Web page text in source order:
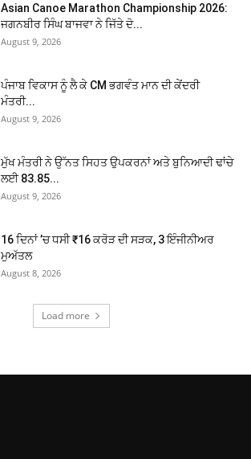
Asian Canoe Marathon Championship 2026:
ਜਗਨਬੀਰ ਸਿੰਘ ਬਾਜਵਾ ਨੇ ਜਿੱਤੇ ਦੋ...
August 9, 2026
ਪੰਜਾਬ ਵਿਕਾਸ ਨੂੰ ਲੈ ਕੇ CM ਭਗਵੰਤ ਮਾਨ ਦੀ ਕੇਂਦਰੀ
ਮੰਤਰੀ...
August 9, 2026
ਮੁੱਖ ਮੰਤਰੀ ਨੇ ਉੱਨਤ ਸਿਹਤ ਉਪਕਰਨਾਂ ਅਤੇ ਬੁਨਿਆਦੀ ਢਾਂਚੇ
ਲਈ 83.85...
August 9, 2026
16 ਦਿਨਾਂ ’ਚ ਧਸੀ ₹16 ਕਰੋੜ ਦੀ ਸੜਕ, 3 ਇੰਜੀਨੀਅਰ
ਮੁਅੱਤਲ
August 8, 2026
Load more